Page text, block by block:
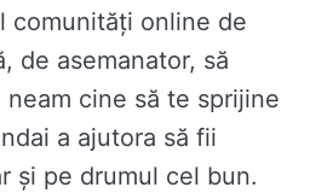
comunități online de
de asemanator, să
neam cine să te sprijine
a ajutora să fii
și pe drumul cel bun.